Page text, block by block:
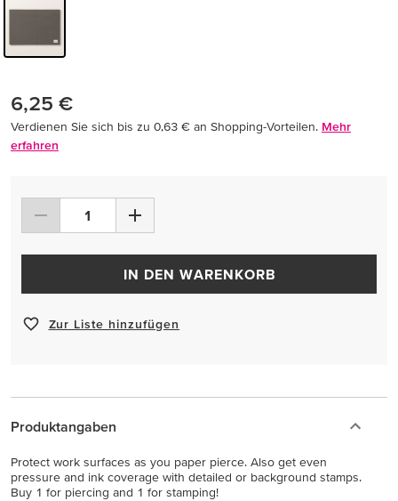
6,25 €
Verdienen Sie sich bis zu 0,63 € an Shopping-Vorteilen. Mehr
erfahren
IN DEN WARENKORB
Zur Liste hinzufügen
Produktangaben
Protect work surfaces as you paper pierce. Also get even
pressure and ink coverage with detailed or background stamps.
Buy 1 for piercing and 1 for stamping!